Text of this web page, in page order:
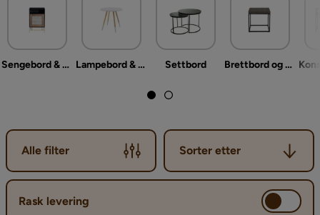
Sengebord & nattbord Lampebord & sidebord Settbord Brettbord og småbord
Alle filter
Sorter etter
Sorter etter
Rask levering